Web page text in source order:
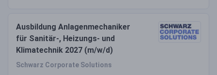
Ausbildung Anlagenmechaniker
für Sanitär-, Heizungs- und
Klimatechnik 2027 (m/w/d)
Schwarz Corporate Solutions